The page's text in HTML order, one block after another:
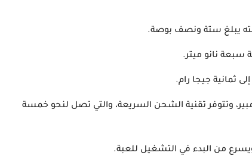
سبعة نانو ميتر.
ثمانية جيجا رام.
وتتوفر تقنية الشحن السريعة، والتي تصل لنحو خمسة
من البدء في التشغيل للعبة.